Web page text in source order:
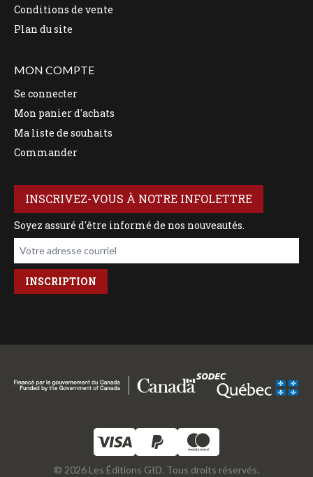
Conditions de vente
Plan du site
MON COMPTE
Se connecter
Mon panier d'achats
Ma liste de souhaits
Commander
INSCRIVEZ-VOUS À NOTRE INFOLETTRE
Soyez assuré d'être informé de nos nouveautés.
Votre adresse courriel
© 2026 Les Éditions GID. Tous droits réservés.